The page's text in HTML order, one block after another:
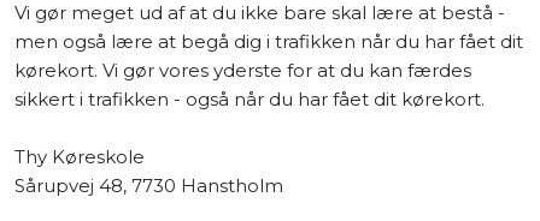
Vi gør meget ud af at du ikke bare skal lære at bestå -
men også lære at begå dig i trafikken når du har fået dit
kørekort. Vi gør vores yderste for at du kan færdes
sikkert i trafikken - også når du har fået dit kørekort.
​Thy Køreskole
Sårupvej 48, 7730 Hanstholm